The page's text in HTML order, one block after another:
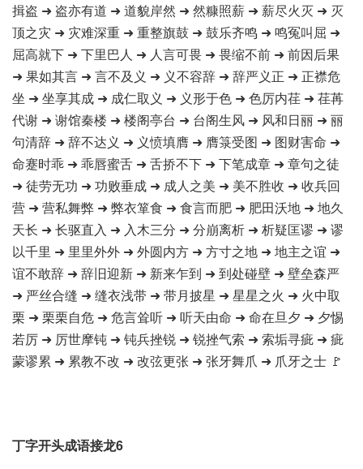
揖盗 ➜ 盗亦有道 ➜ 道貌岸然 ➜ 然糠照薪 ➜ 薪尽火灭 ➜ 灭
顶之灾 ➜ 灾难深重 ➜ 重整旗鼓 ➜ 鼓乐齐鸣 ➜ 鸣冤叫屈 ➜
屈高就下 ➜ 下里巴人 ➜ 人言可畏 ➜ 畏缩不前 ➜ 前因后果
➜ 果如其言 ➜ 言不及义 ➜ 义不容辞 ➜ 辞严义正 ➜ 正襟危
坐 ➜ 坐享其成 ➜ 成仁取义 ➜ 义形于色 ➜ 色厉内荏 ➜ 荏苒
代谢 ➜ 谢馆秦楼 ➜ 楼阁亭台 ➜ 台阁生风 ➜ 风和日丽 ➜ 丽
句清辞 ➜ 辞不达义 ➜ 义愤填膺 ➜ 膺箓受图 ➜ 图财害命 ➜
命蹇时乖 ➜ 乖唇蜜舌 ➜ 舌挢不下 ➜ 下笔成章 ➜ 章句之徒
➜ 徒劳无功 ➜ 功败垂成 ➜ 成人之美 ➜ 美不胜收 ➜ 收兵回
营 ➜ 营私舞弊 ➜ 弊衣箪食 ➜ 食言而肥 ➜ 肥田沃地 ➜ 地久
天长 ➜ 长驱直入 ➜ 入木三分 ➜ 分崩离析 ➜ 析疑匡谬 ➜ 谬
以千里 ➜ 里里外外 ➜ 外圆内方 ➜ 方寸之地 ➜ 地主之谊 ➜
谊不敢辞 ➜ 辞旧迎新 ➜ 新来乍到 ➜ 到处碰壁 ➜ 壁垒森严
➜ 严丝合缝 ➜ 缝衣浅带 ➜ 带月披星 ➜ 星星之火 ➜ 火中取
栗 ➜ 栗栗自危 ➜ 危言耸听 ➜ 听天由命 ➜ 命在旦夕 ➜ 夕惕
若厉 ➜ 厉世摩钝 ➜ 钝兵挫锐 ➜ 锐挫气索 ➜ 索垢寻疵 ➜ 疵
蒙谬累 ➜ 累教不改 ➜ 改弦更张 ➜ 张牙舞爪 ➜ 爪牙之士 🚩
丁字开头成语接龙6